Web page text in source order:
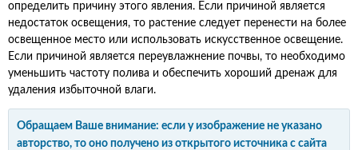
определить причину этого явления. Если причиной является
недостаток освещения, то растение следует перенести на более
освещенное место или использовать искусственное освещение.
Если причиной является переувлажнение почвы, то необходимо
уменьшить частоту полива и обеспечить хороший дренаж для
удаления избыточной влаги.
Обращаем Ваше внимание: если у изображение не указано
авторство, то оно получено из открытого источника с сайта